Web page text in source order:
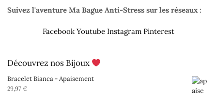
Suivez l'aventure Ma Bague Anti-Stress sur les réseaux :
Facebook Youtube Instagram Pinterest
Découvrez nos Bijoux
Bracelet Bianca - Apaisement
29,97 €